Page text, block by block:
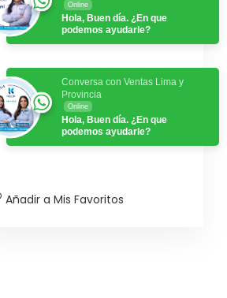
Online
Hola, Buen día. ¿En que
podemos ayudarle?
Conversa con Ventas Lima y
Provincia
Online
Hola, Buen día. ¿En que
podemos ayudarle?
Añadir a Mis Favoritos